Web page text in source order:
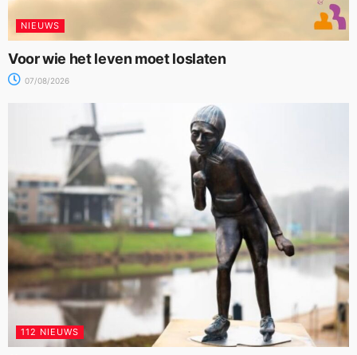
NIEUWS
Voor wie het leven moet loslaten
07/08/2026
112 NIEUWS